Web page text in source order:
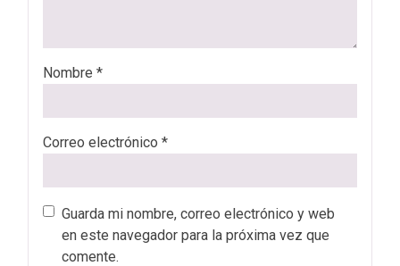
Nombre *
Correo electrónico *
Guarda mi nombre, correo electrónico y web
en este navegador para la próxima vez que
comente.